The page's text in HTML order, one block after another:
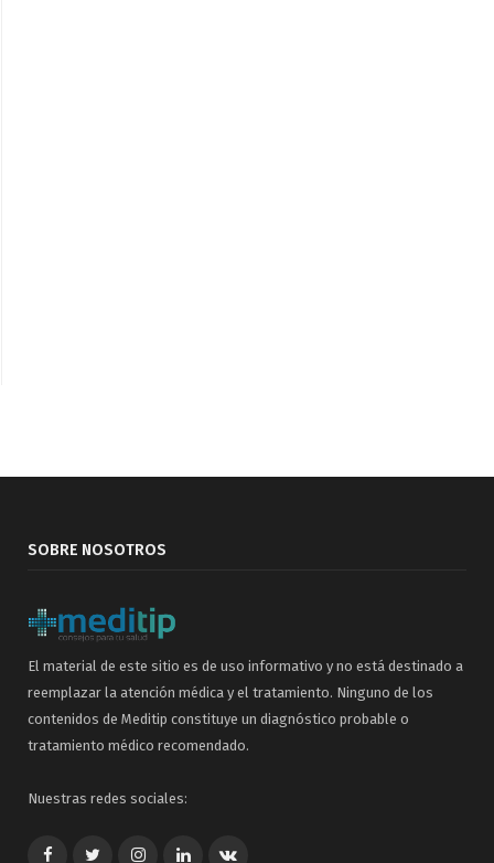
SOBRE NOSOTROS
El material de este sitio es de uso informativo y no está destinado a
reemplazar la atención médica y el tratamiento. Ninguno de los
contenidos de Meditip constituye un diagnóstico probable o
tratamiento médico recomendado.
Nuestras redes sociales:
FacebookTwitterGoogle+LinkedInVK